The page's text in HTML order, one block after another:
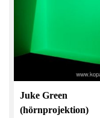
Juke Green
(hörnprojektion)